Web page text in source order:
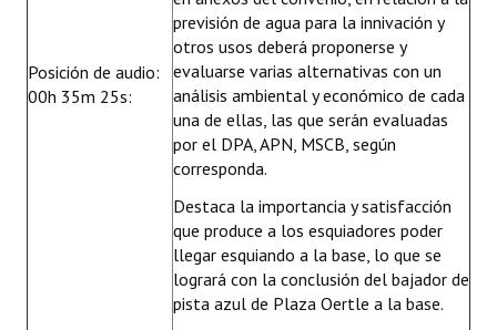
Posición de audio:
00h 35m 25s:
previsión de agua para la innivación y
otros usos deberá proponerse y
evaluarse varias alternativas con un
análisis ambiental y económico de cada
una de ellas, las que serán evaluadas
por el DPA, APN, MSCB, según
corresponda.
Destaca la importancia y satisfacción
que produce a los esquiadores poder
llegar esquiando a la base, lo que se
logrará con la conclusión del bajador de
pista azul de Plaza Oertle a la base.